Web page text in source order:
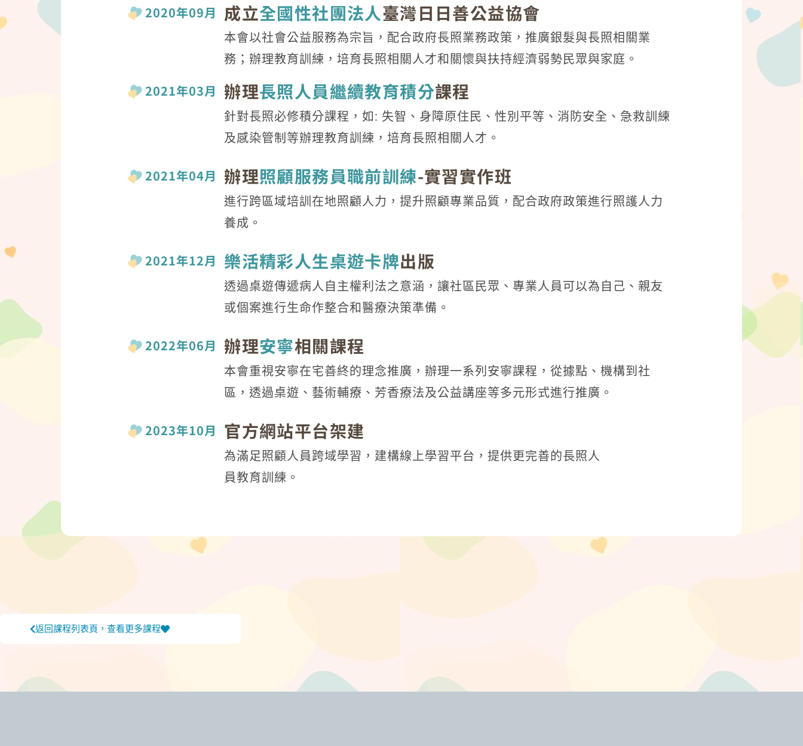
2020年09月 成立全國性社團法人臺灣日日善公益協會
本會以社會公益服務為宗旨，配合政府長照業務政策，推廣銀髮與長照相關業
務；辦理教育訓練，培育長照相關人才和關懷與扶持經濟弱勢民眾與家庭。
2021年03月 辦理長照人員繼續教育積分課程
針對長照必修積分課程，如: 失智、身障原住民、性別平等、消防安全、急救訓練
及感染管制等辦理教育訓練，培育長照相關人才。
2021年04月 辦理照顧服務員職前訓練-實習實作班
進行跨區域培訓在地照顧人力，提升照顧專業品質，配合政府政策進行照護人力
養成。
2021年12月 樂活精彩人生桌遊卡牌出版
透過桌遊傳遞病人自主權利法之意涵，讓社區民眾、專業人員可以為自己、親友
或個案進行生命作整合和醫療決策準備。
2022年06月 辦理安寧相關課程
本會重視安寧在宅善終的理念推廣，辦理一系列安寧課程，從據點、機構到社
區，透過桌遊、藝術輔療、芳香療法及公益講座等多元形式進行推廣。
2023年10月 官方網站平台架建
為滿足照顧人員跨域學習，建構線上學習平台，提供更完善的長照人
員教育訓練。
返回課程列表頁，查看更多課程